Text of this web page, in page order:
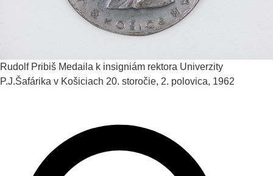
Rudolf Pribiš Medaila k insigniám rektora Univerzity
P.J.Šafárika v Košiciach 20. storočie, 2. polovica, 1962